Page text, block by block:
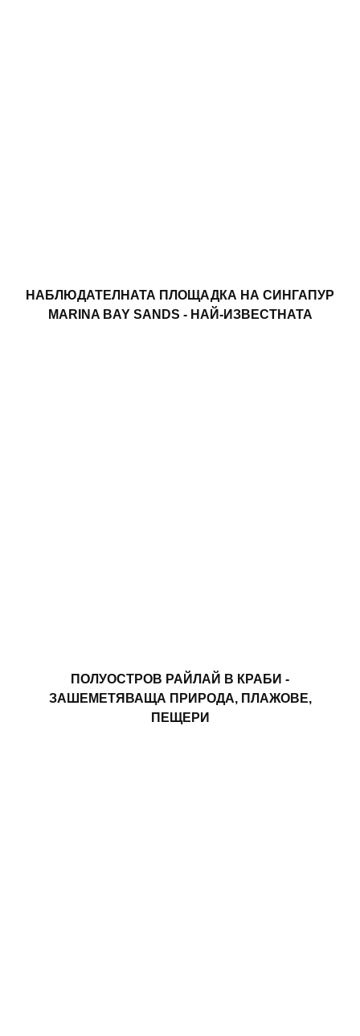
НАБЛЮДАТЕЛНАТА ПЛОЩАДКА НА СИНГАПУР
MARINA BAY SANDS - НАЙ-ИЗВЕСТНАТА
ПОЛУОСТРОВ РАЙЛАЙ В КРАБИ -
ЗАШЕМЕТЯВАЩА ПРИРОДА, ПЛАЖОВЕ,
ПЕЩЕРИ